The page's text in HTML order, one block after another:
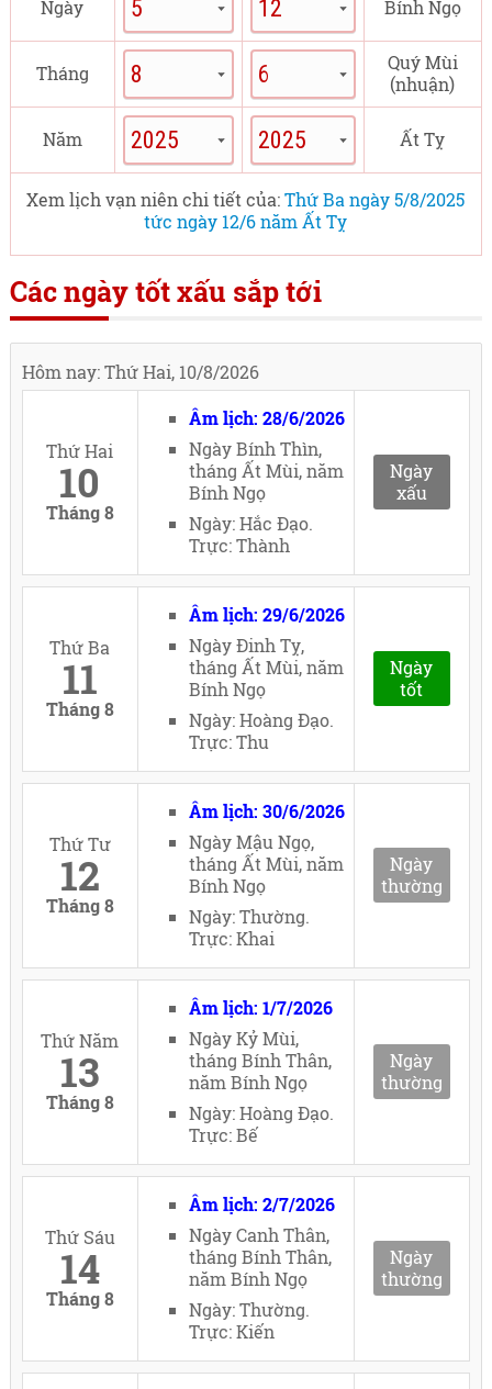
Ngày Bính Ngọ
Tháng
Quý Mùi
(nhuận)
Năm Ất Tỵ
Xem lịch vạn niên chi tiết của:Thứ Ba ngày 5/8/2025
tức ngày 12/6 năm Ất Tỵ
Các ngày tốt xấu sắp tới
Hôm nay: Thứ Hai, 10/8/2026
Thứ Hai
10
Tháng 8
Âm lịch: 28/6/2026
Ngày Bính Thìn,
tháng Ất Mùi, năm
Bính Ngọ
Ngày: Hắc Đạo.
Trực: Thành
Ngày
xấu
Thứ Ba
11
Tháng 8
Âm lịch: 29/6/2026
Ngày Đinh Tỵ,
tháng Ất Mùi, năm
Bính Ngọ
Ngày: Hoàng Đạo.
Trực: Thu
Ngày
tốt
Thứ Tư
12
Tháng 8
Âm lịch: 30/6/2026
Ngày Mậu Ngọ,
tháng Ất Mùi, năm
Bính Ngọ
Ngày: Thường.
Trực: Khai
Ngày
thường
Thứ Năm
13
Tháng 8
Âm lịch: 1/7/2026
Ngày Kỷ Mùi,
tháng Bính Thân,
năm Bính Ngọ
Ngày: Hoàng Đạo.
Trực: Bế
Ngày
thường
Thứ Sáu
14
Tháng 8
Âm lịch: 2/7/2026
Ngày Canh Thân,
tháng Bính Thân,
năm Bính Ngọ
Ngày: Thường.
Trực: Kiến
Ngày
thường